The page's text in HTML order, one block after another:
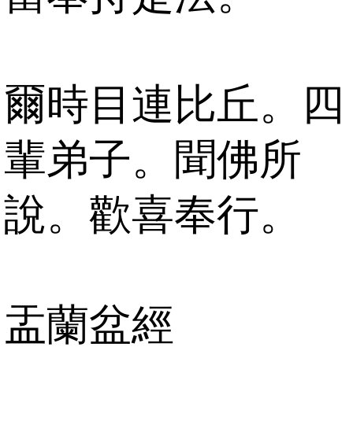
爾時目連比丘。四
輩弟子。聞佛所
說。歡喜奉行。
盂蘭盆經